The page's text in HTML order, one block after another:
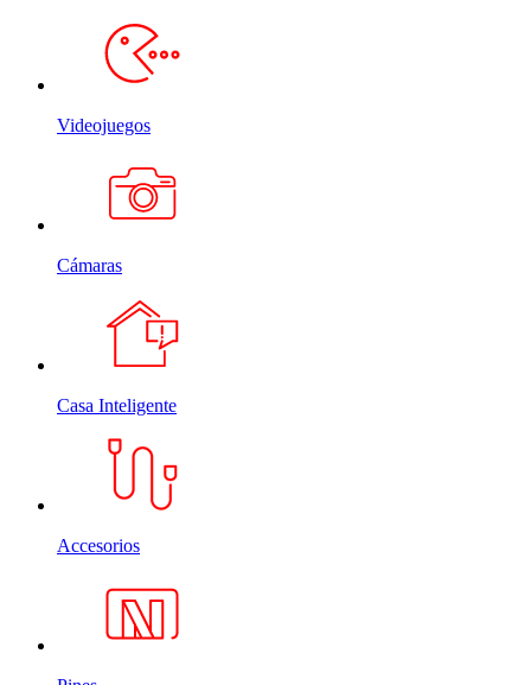
Videojuegos
Cámaras
Casa Inteligente
Accesorios